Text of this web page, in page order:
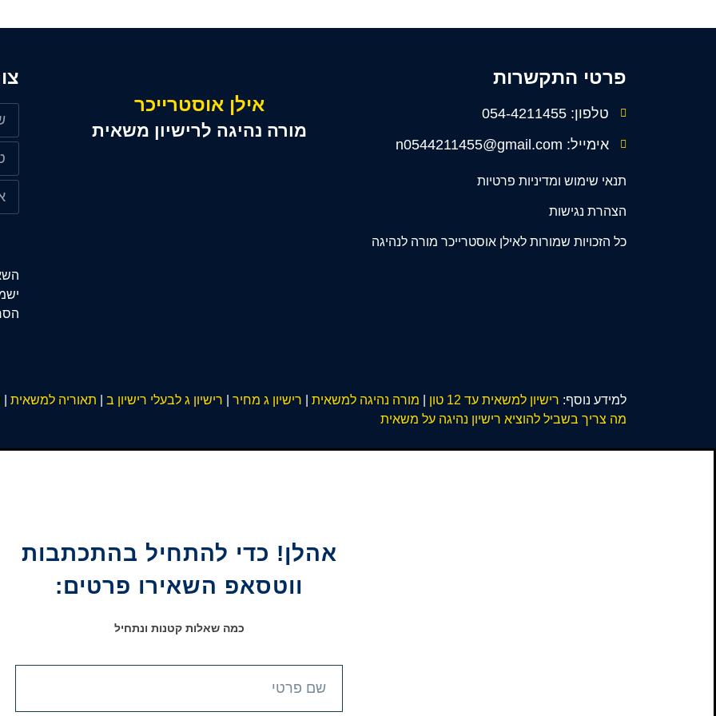
פרטי התקשרות
טלפון: 054-4211455
אימייל: n0544211455@gmail.com
תנאי שימוש ומדיניות פרטיות
הצהרת נגישות
כל הזכויות שמורות לאילן אוסטרייכר מורה לנהיגה
אילן אוסטרייכר
מורה נהיגה לרישיון משאית
למידע נוסף: רישיון למשאית עד 12 טון מורה נהיגה למשאית רישיון ג מחיר רישיון ג לבעלי רישיון ב תאוריה למשאית
מה צריך בשביל להוציא רישיון נהיגה על משאית
אהלן! כדי להתחיל בהתכתבות
ווטסאפ השאירו פרטים:
כמה שאלות קטנות ונתחיל